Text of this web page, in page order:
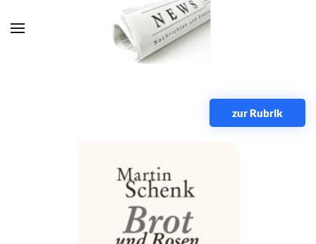
Zum Hauptinhalt springen
zur Rubrik